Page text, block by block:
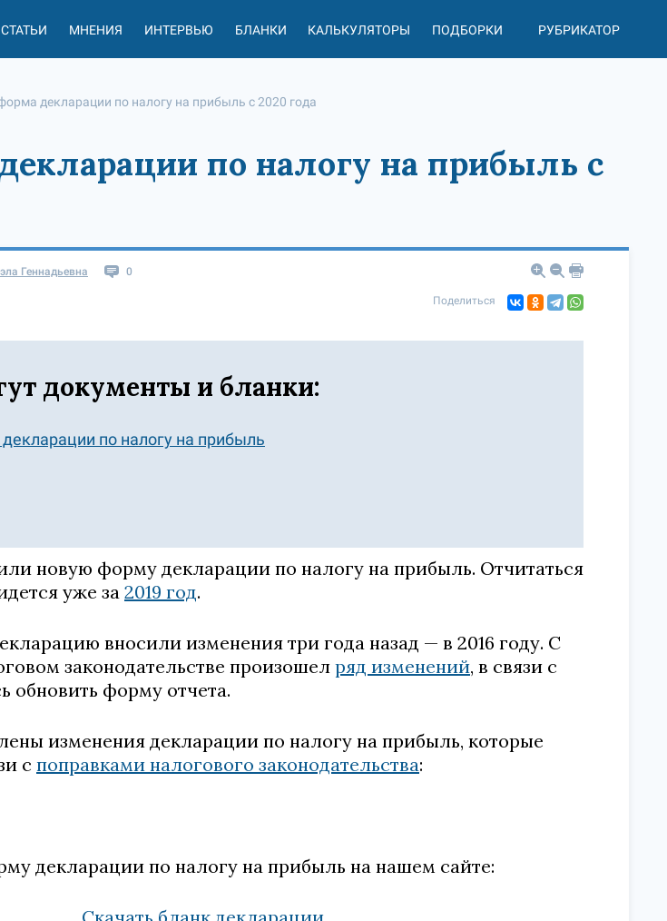
СТАТЬИ МНЕНИЯ ИНТЕРВЬЮ БЛАНКИ КАЛЬКУЛЯТОРЫ ПОДБОРКИ РУБРИКАТОР
декларации по налогу на прибыль с 2020 года
по налогу на прибыль с
Геннадьевна 0
Поделиться
документы и бланки:
по налогу на прибыль
новую форму декларации по налогу на прибыль. Отчитаться
уже за2019 год.
вносили изменения три года назад — в 2016 году. С
законодательстве произошел ряд изменений, в связи с
обновить форму отчета.
изменения декларации по налогу на прибыль, которые
с поправками налогового законодательства:
декларации по налогу на прибыль на нашем сайте: